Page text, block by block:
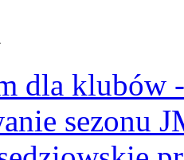
dla klubów
sezonu